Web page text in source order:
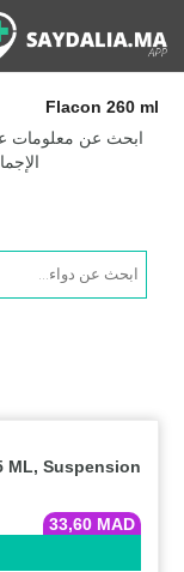
Flacon 260 ml
ابحث عن معلومات عن
Products
search
ML, Suspension
33,60 MAD